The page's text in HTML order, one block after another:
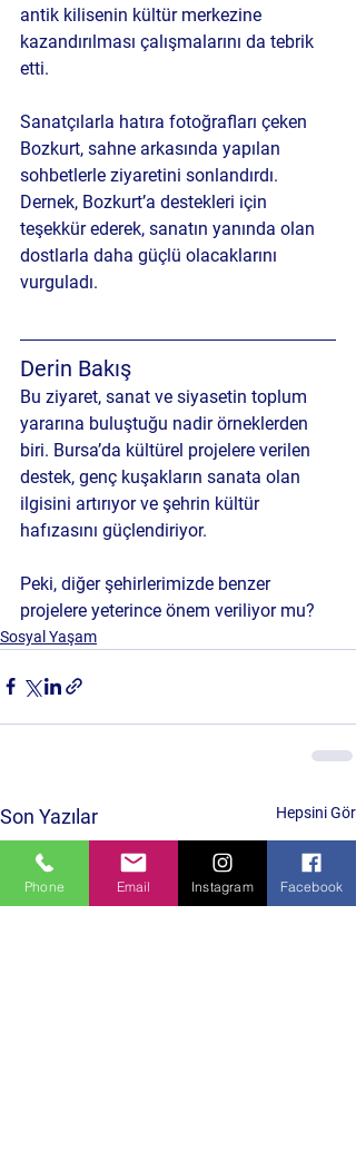
antik kilisenin kültür merkezine
kazandırılması çalışmalarını da tebrik
etti.
Sanatçılarla hatıra fotoğrafları çeken
Bozkurt, sahne arkasında yapılan
sohbetlerle ziyaretini sonlandırdı.
Dernek, Bozkurt’a destekleri için
teşekkür ederek, sanatın yanında olan
dostlarla daha güçlü olacaklarını
vurguladı.
Derin Bakış
Bu ziyaret, sanat ve siyasetin toplum
yararına buluştuğu nadir örneklerden
biri. Bursa’da kültürel projelere verilen
destek, genç kuşakların sanata olan
ilgisini artırıyor ve şehrin kültür
hafızasını güçlendiriyor.
Peki, diğer şehirlerimizde benzer
projelere yeterince önem veriliyor mu?
Sosyal Yaşam
Son Yazılar Hepsini Gör
Phone Email Instagram Facebook